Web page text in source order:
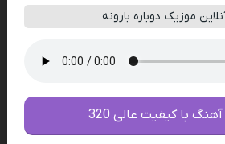
موزیک دوباره بارونه
آهنگ با کیفیت عالی 320